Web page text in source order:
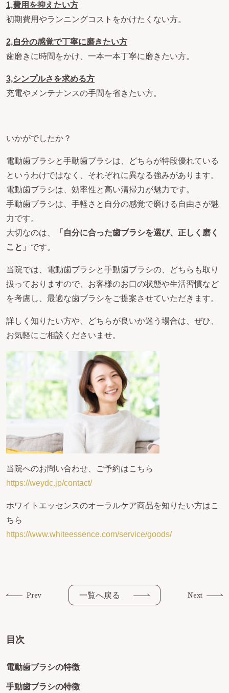
1,費用を抑えたい方
初期費用やランニングコストをかけたくない方。
2,自分の感覚で丁寧に磨きたい方
歯磨きに時間をかけ、一本一本丁寧に磨きたい方。
3,シンプルさを求める方
充電やメンテナンスの手間を省きたい方。
いかがでしたか？
電動歯ブラシと手動歯ブラシは、どちらが特段優れている
というわけではなく、それぞれに異なる強みがあります。
​電動歯ブラシは、効率性と高い清掃力が魅力です。
​手動歯ブラシは、手軽さと自分の感覚で磨ける自由さが魅
力です。
​大切なのは、
「自分に合った歯ブラシを選び、正しく磨く
こと」 です。
当院では、電動歯ブラシと手動歯ブラシの、どちらも取り
扱っておりますので、お客様のお口の状態や生活習慣など
を考慮し、最適な歯ブラシをご提案させていただきます。
詳しく知りたい方や、どちらが良いか迷う場合は、ぜひ、
お気軽にご相談くださいませ。
当院へのお問い合わせ、ご予約はこちら
https://weydc.jp/contact/
ホワイトエッセンスのオーラルケア商品を知りたい方はこ
ちら
https://www.whiteessence.com/service/goods/
Prev 一覧へ戻る Next
目次
電動歯ブラシの特徴
手動歯ブラシの特徴